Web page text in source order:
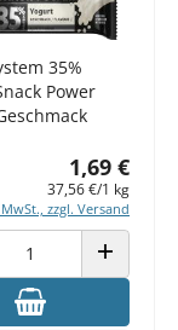
35%
Power
1,69 €
37,56 €/1 kg
zzgl. Versand
VERRINGERN ANZAHL